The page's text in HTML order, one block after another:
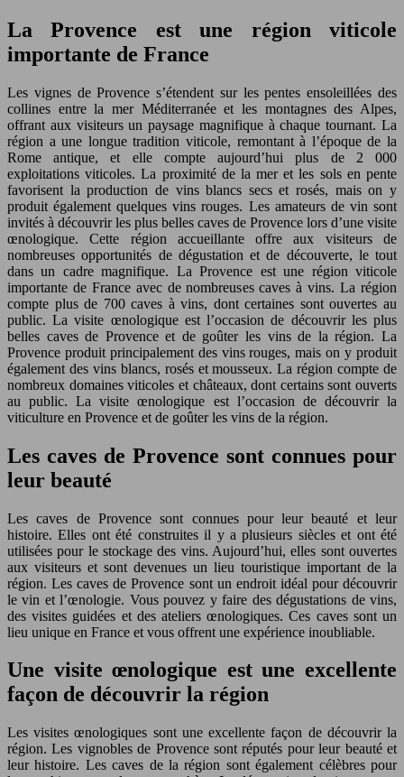
La Provence est une région viticole
importante de France
Les vignes de Provence s’étendent sur les pentes ensoleillées des
collines entre la mer Méditerranée et les montagnes des Alpes,
offrant aux visiteurs un paysage magnifique à chaque tournant. La
région a une longue tradition viticole, remontant à l’époque de la
Rome antique, et elle compte aujourd’hui plus de 2 000
exploitations viticoles. La proximité de la mer et les sols en pente
favorisent la production de vins blancs secs et rosés, mais on y
produit également quelques vins rouges. Les amateurs de vin sont
invités à découvrir les plus belles caves de Provence lors d’une visite
œnologique. Cette région accueillante offre aux visiteurs de
nombreuses opportunités de dégustation et de découverte, le tout
dans un cadre magnifique. La Provence est une région viticole
importante de France avec de nombreuses caves à vins. La région
compte plus de 700 caves à vins, dont certaines sont ouvertes au
public. La visite œnologique est l’occasion de découvrir les plus
belles caves de Provence et de goûter les vins de la région. La
Provence produit principalement des vins rouges, mais on y produit
également des vins blancs, rosés et mousseux. La région compte de
nombreux domaines viticoles et châteaux, dont certains sont ouverts
au public. La visite œnologique est l’occasion de découvrir la
viticulture en Provence et de goûter les vins de la région.
Les caves de Provence sont connues pour
leur beauté
Les caves de Provence sont connues pour leur beauté et leur
histoire. Elles ont été construites il y a plusieurs siècles et ont été
utilisées pour le stockage des vins. Aujourd’hui, elles sont ouvertes
aux visiteurs et sont devenues un lieu touristique important de la
région. Les caves de Provence sont un endroit idéal pour découvrir
le vin et l’œnologie. Vous pouvez y faire des dégustations de vins,
des visites guidées et des ateliers œnologiques. Ces caves sont un
lieu unique en France et vous offrent une expérience inoubliable.
Une visite œnologique est une excellente
façon de découvrir la région
Les visites œnologiques sont une excellente façon de découvrir la
région. Les vignobles de Provence sont réputés pour leur beauté et
leur histoire. Les caves de la région sont également célèbres pour